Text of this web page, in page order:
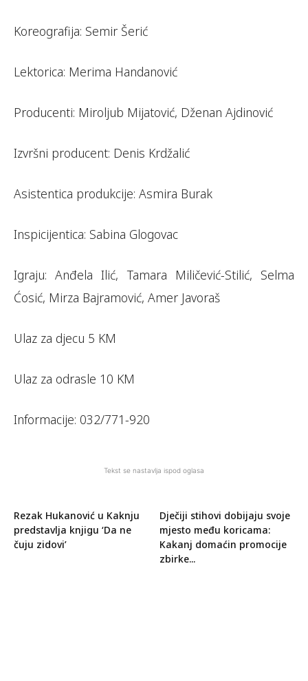
Koreografija: Semir Šerić
Lektorica: Merima Handanović
Producenti: Miroljub Mijatović, Dženan Ajdinović
Izvršni producent: Denis Krdžalić
Asistentica produkcije: Asmira Burak
Inspicijentica: Sabina Glogovac
Igraju: Anđela Ilić, Tamara Miličević-Stilić, Selma
Ćosić, Mirza Bajramović, Amer Javoraš
Ulaz za djecu 5 KM
Ulaz za odrasle 10 KM
Informacije: 032/771-920
Tekst se nastavlja ispod oglasa
Rezak Hukanović u Kaknju
predstavlja knjigu ‘Da ne
čuju zidovi’
Dječiji stihovi dobijaju svoje
mjesto među koricama:
Kakanj domaćin promocije
zbirke...